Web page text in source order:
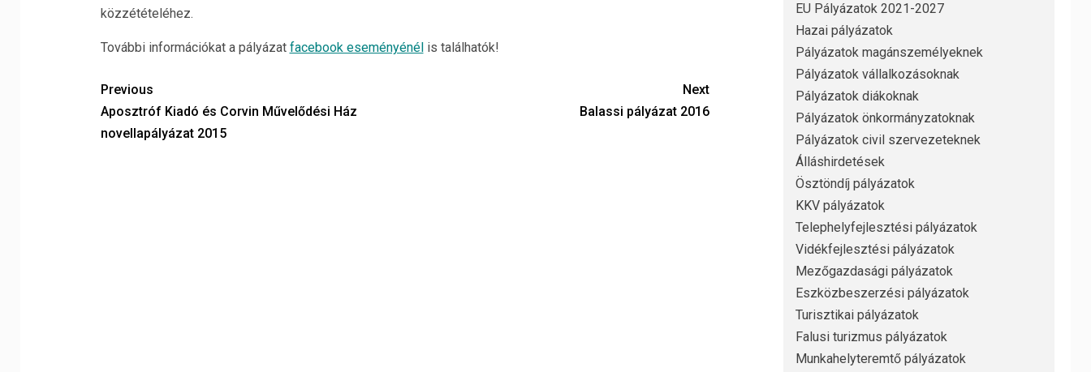
közzétételéhez.
További információkat a pályázat facebook eseményénélis találhatók!
Previous
Aposztróf Kiadó és Corvin Művelődési Ház
novellapályázat 2015
Next
Balassi pályázat 2016
EU Pályázatok 2021-2027
Hazai pályázatok
Pályázatok magánszemélyeknek
Pályázatok vállalkozásoknak
Pályázatok diákoknak
Pályázatok önkormányzatoknak
Pályázatok civil szervezeteknek
Álláshirdetések
Ösztöndíj pályázatok
KKV pályázatok
Telephelyfejlesztési pályázatok
Vidékfejlesztési pályázatok
Mezőgazdasági pályázatok
Eszközbeszerzési pályázatok
Turisztikai pályázatok
Falusi turizmus pályázatok
Munkahelyteremtő pályázatok